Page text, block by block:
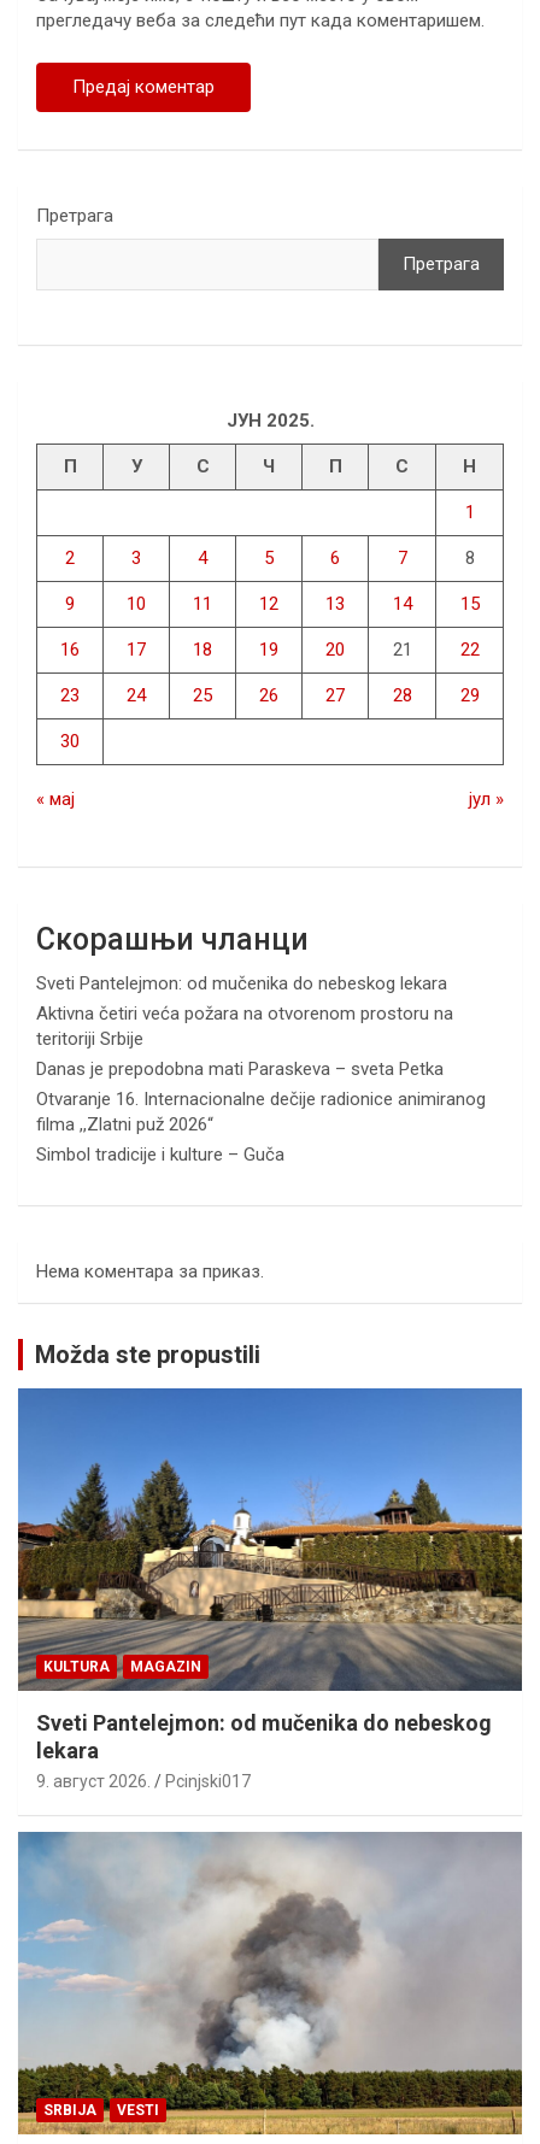
прегледачу веба за следећи пут када коментаришем.
Претрага
Претрага
ЈУН 2025.
П У С Ч П С Н
1
2 3 4 5 6 7 8
9 10 11 12 13 14 15
16 17 18 19 20 21 22
23 24 25 26 27 28 29
30
« мај јул »
Скорашњи чланци
Sveti Pantelejmon: od mučenika do nebeskog lekara
Aktivna četiri veća požara na otvorenom prostoru na
teritoriji Srbije
Danas je prepodobna mati Paraskeva – sveta Petka
Otvaranje 16. Internacionalne dečije radionice animiranog
filma ,,Zlatni puž 2026“
Simbol tradicije i kulture – Guča
Нема коментара за приказ.
Možda ste propustili
KULTURA MAGAZIN
Sveti Pantelejmon: od mučenika do nebeskog
lekara
9. август 2026. Pcinjski017
SRBIJA VESTI